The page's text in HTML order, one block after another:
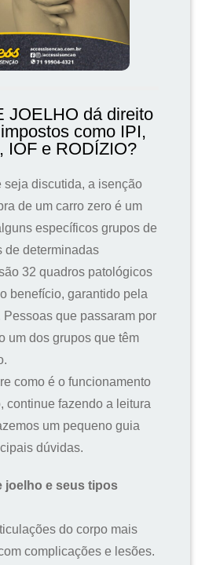
JOELHO dá direito
como IPI,
IOF e RODÍZIO?
seja discutida, a isenção
de um carro zero é um
específicos grupos de
de determinadas
32 quadros patológicos
benefício, garantido pela
que passaram por
um dos grupos que têm
como é o funcionamento
continue fazendo a leitura
um pequeno guia
dúvidas.
joelho e seus tipos
do corpo mais
complicações e lesões.